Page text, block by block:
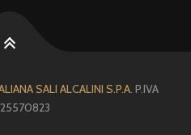
SALI ALCALINI S.P.A. P.IVA